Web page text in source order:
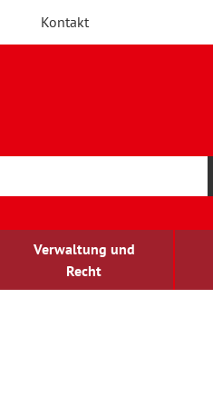
Kontakt
Verwaltung und
Recht